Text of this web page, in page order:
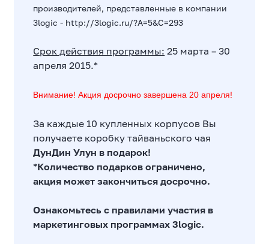
производителей, представленные в компании
3logic - http://3logic.ru/?A=5&C=293
Срок действия программы: 25 марта – 30
апреля 2015.*
Внимание! Акция досрочно завершена 20 апреля!
За каждые 10 купленных корпусов Вы
получаете коробку тайваньского чая
ДунДин Улун в подарок!
*Количество подарков ограничено,
акция может закончиться досрочно.
Ознакомьтесь с правилами участия в
маркетинговых программах 3logic.